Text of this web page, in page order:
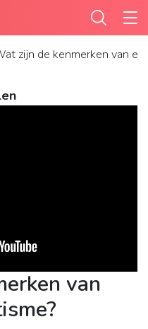
zijn de kenmerken van
van